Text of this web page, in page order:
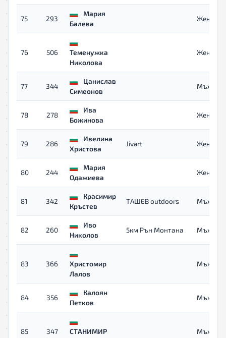
75 293
Мария
Балева
Жени
76 506
Теменужка
Николова
Жени
77 344
Цанислав
Симеонов
Мъже
78 278
Ива
Божинова
Жени
79 286
Ивелина
Христова
Jivart Жени
80 244
Мария
Одажиева
Жени
81 342
Красимир
Кръстев
ТАШЕВ outdoors Мъже
82 260
Иво
Николов
5км Рън Монтана Мъже
83 366
Христомир
Лалов
Мъже
84 356
Калоян
Петков
Мъже
85 347
СТАНИМИР
Мъже